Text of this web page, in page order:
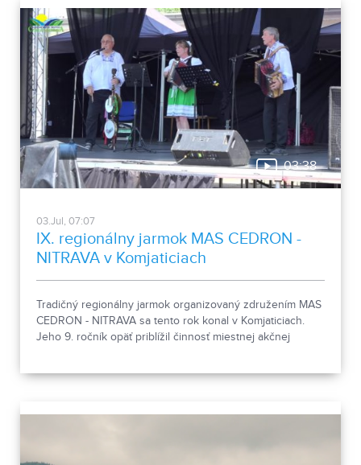
03:38
03.Jul, 07:07
IX. regionálny jarmok MAS CEDRON -
NITRAVA v Komjaticiach
Tradičný regionálny jarmok organizovaný združením MAS
CEDRON - NITRAVA sa tento rok konal v Komjaticiach.
Jeho 9. ročník opäť priblížil činnosť miestnej akčnej